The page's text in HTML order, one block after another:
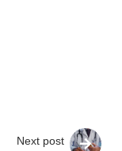
Next post